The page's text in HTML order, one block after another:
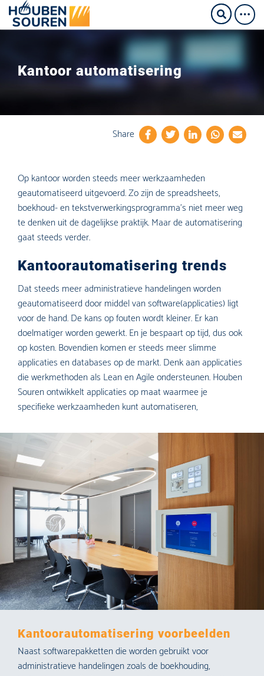
Kantoor automatisering
Share
Op kantoor worden steeds meer werkzaamheden
geautomatiseerd uitgevoerd. Zo zijn de spreadsheets,
boekhoud- en tekstverwerkingsprogramma’s niet meer weg
te denken uit de dagelijkse praktijk. Maar de automatisering
gaat steeds verder.
Kantoorautomatisering trends
Dat steeds meer administratieve handelingen worden
geautomatiseerd door middel van software(applicaties) ligt
voor de hand. De kans op fouten wordt kleiner. Er kan
doelmatiger worden gewerkt. En je bespaart op tijd, dus ook
op kosten. Bovendien komen er steeds meer slimme
applicaties en databases op de markt. Denk aan applicaties
die werkmethoden als Lean en Agile ondersteunen. Houben
Souren ontwikkelt applicaties op maat waarmee je
specifieke werkzaamheden kunt automatiseren,
Kantoorautomatisering voorbeelden
Naast softwarepakketten die worden gebruikt voor
administratieve handelingen zoals de boekhouding,